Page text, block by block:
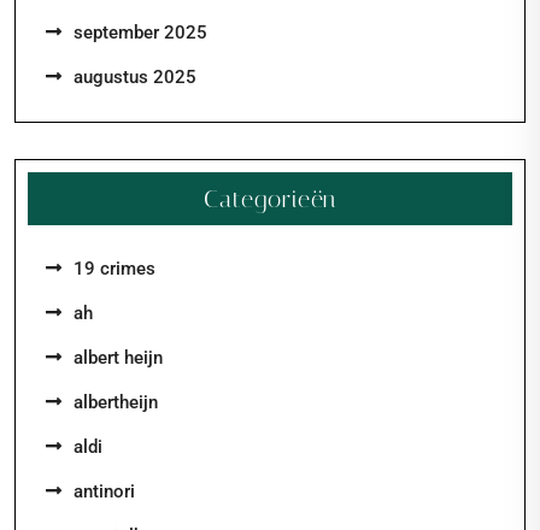
september 2025
augustus 2025
Categorieën
19 crimes
ah
albert heijn
albertheijn
aldi
antinori